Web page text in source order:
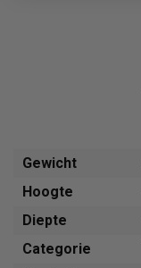
Gewicht
Hoogte
Diepte
Categorie